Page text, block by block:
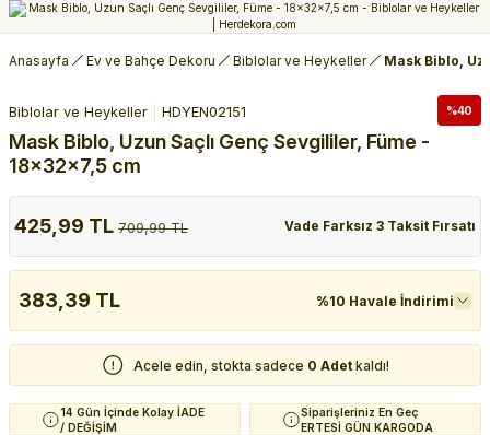
Anasayfa Ev ve Bahçe Dekoru Biblolar ve Heykeller Mask Biblo,
%40
Biblolar ve Heykeller HDYEN02151
Mask Biblo, Uzun Saçlı Genç Sevgililer, Füme -
18x32x7,5 cm
425,99 TL 709,99 TL Vade Farksız 3 Taksit Fırsatı
383,39 TL %10 Havale İndirimi
Acele edin, stokta sadece 0 Adet kaldı!
14 Gün İçinde Kolay İADE
/ DEĞİŞİM
Siparişleriniz En Geç
ERTESİ GÜN KARGODA